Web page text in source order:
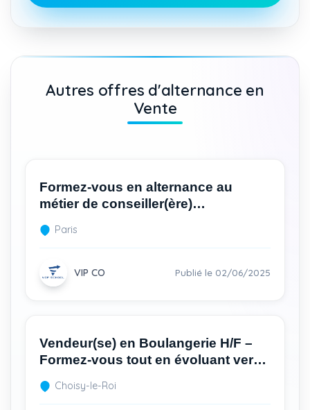
Autres offres d'alternance en
Vente
Formez-vous en alternance au
métier de conseiller(ère)
compétences Bac+3
Paris
VIP CO Publié le 02/06/2025
Vendeur(se) en Boulangerie H/F –
Formez-vous tout en évoluant vers
Choisy-le-Roi